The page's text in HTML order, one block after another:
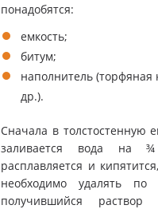
понадобятся:
емкость;
битум;
наполнитель (торфяная
др.).
Сначала в толстостенную
заливается вода на
расплавляется и
необходимо удалять
получившийся